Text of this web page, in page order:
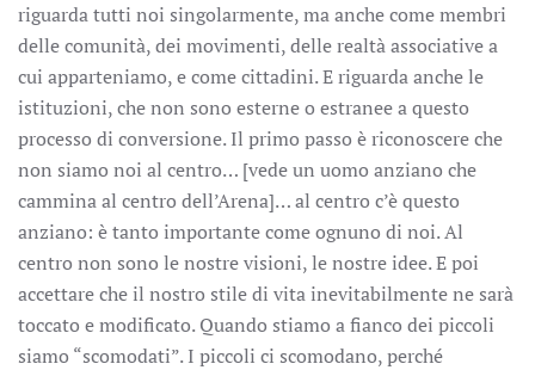
riguarda tutti noi singolarmente, ma anche come membri
delle comunità, dei movimenti, delle realtà associative a
cui apparteniamo, e come cittadini. E riguarda anche le
istituzioni, che non sono esterne o estranee a questo
processo di conversione. Il primo passo è riconoscere che
non siamo noi al centro… [vede un uomo anziano che
cammina al centro dell’Arena]… al centro c’è questo
anziano: è tanto importante come ognuno di noi. Al
centro non sono le nostre visioni, le nostre idee. E poi
accettare che il nostro stile di vita inevitabilmente ne sarà
toccato e modificato. Quando stiamo a fianco dei piccoli
siamo “scomodati”. I piccoli ci scomodano, perché